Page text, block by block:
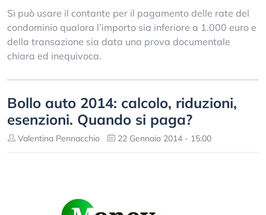
Si può usare il contante per il pagamento delle rate del
condominio qualora l’importo sia inferiore a 1.000 euro e
della transazione sia data una prova documentale
chiara ed inequivoca.
Bollo auto 2014: calcolo, riduzioni,
esenzioni. Quando si paga?
Valentina Pennacchio 22 Gennaio 2014 - 15:00